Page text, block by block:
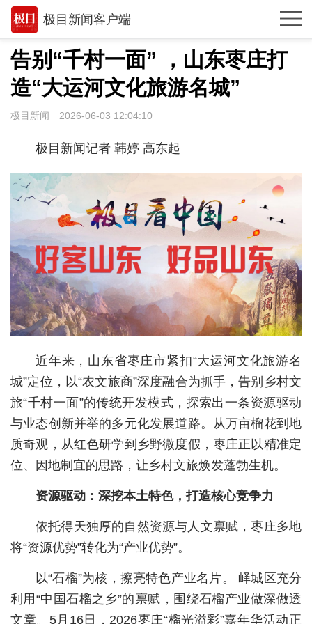
极目新闻客户端
推荐
观点
时政
世相
环球
专题
极客圈
经济
城建
科教
健康
悠游
相亲
消费
文化
告别“千村一面” ，山东枣庄打
造“大运河文化旅游名城”
极目新闻 2026-06-03 12:04:10
极目新闻记者 韩婷 高东起
近年来，山东省枣庄市紧扣“大运河文化旅游名
城”定位，以“农文旅商”深度融合为抓手，告别乡村文
旅“千村一面”的传统开发模式，探索出一条资源驱动
与业态创新并举的多元化发展道路。从万亩榴花到地
质奇观，从红色研学到乡野微度假，枣庄正以精准定
位、因地制宜的思路，让乡村文旅焕发蓬勃生机。
资源驱动：深挖本土特色，打造核心竞争力
依托得天独厚的自然资源与人文禀赋，枣庄多地
将“资源优势”转化为“产业优势”。
以“石榴”为核，擦亮特色产业名片。 峄城区充分
利用“中国石榴之乡”的禀赋，围绕石榴产业做深做透
文章。5月16日，2026枣庄“榴光溢彩”嘉年华活动正